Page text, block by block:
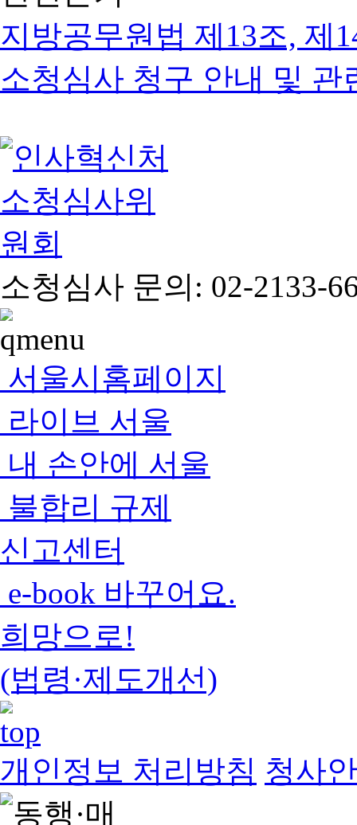
지방공무원법 제13조, 제
소청심사 청구 안내 및 관
소청심사 문의: 02-2133-
서울시홈페이지
라이브 서울
내 손안에 서울
불합리 규제
신고센터
e-book 바꾸어요.
희망으로!
(법령·제도개선)
개인정보 처리방침 청사